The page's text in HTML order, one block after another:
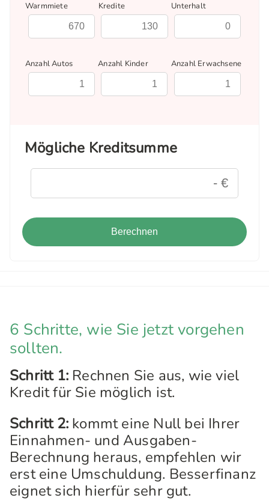
Warmmiete Kredite Unterhalt
Anzahl Autos Anzahl Kinder Anzahl Erwachsene
Mögliche Kreditsumme
Berechnen
6 Schritte, wie Sie jetzt vorgehen
sollten.
Schritt 1: Rechnen Sie aus, wie viel
Kredit für Sie möglich ist.
Schritt 2: kommt eine Null bei Ihrer
Einnahmen- und Ausgaben-
Berechnung heraus, empfehlen wir
erst eine Umschuldung. Besserfinanz
eignet sich hierfür sehr gut.